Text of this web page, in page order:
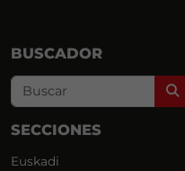
BUSCADOR
SECCIONES
Euskadi